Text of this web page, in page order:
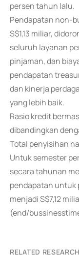
persen tahun lalu.
Pendapatan non-
S$1,13 miliar,
seluruh layanan
pinjaman, dan
pendapatan
dan kinerja
yang lebih baik.
Rasio kredit
dibandingkan
Total penyisihan
Untuk semester
secara tahunan
pendapatan untuk
menjadi S$7,12
(end/
RELATED RESEARCH